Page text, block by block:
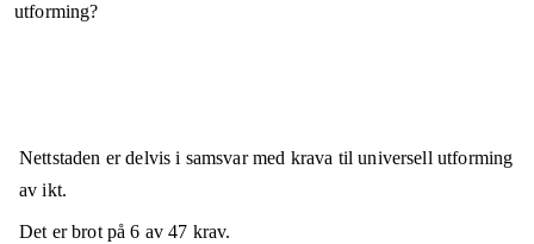
utforming?
Nettstaden erdelvis i samsvarmed krava til universell utforming
av ikt.
Det er brot på6 av47 krav.